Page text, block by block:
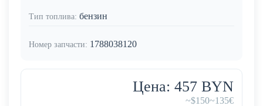
Тип топлива: бензин
Номер запчасти: 1788038120
Цена: 457 BYN
~$150~135€